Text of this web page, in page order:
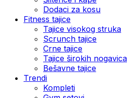
Dodaci za kosu
Fitness tajice
Tajice visokog struka
Scrunch tajice
Crne tajice
Tajice širokih nogavica
Bešavne tajice
Trendi
Kompleti